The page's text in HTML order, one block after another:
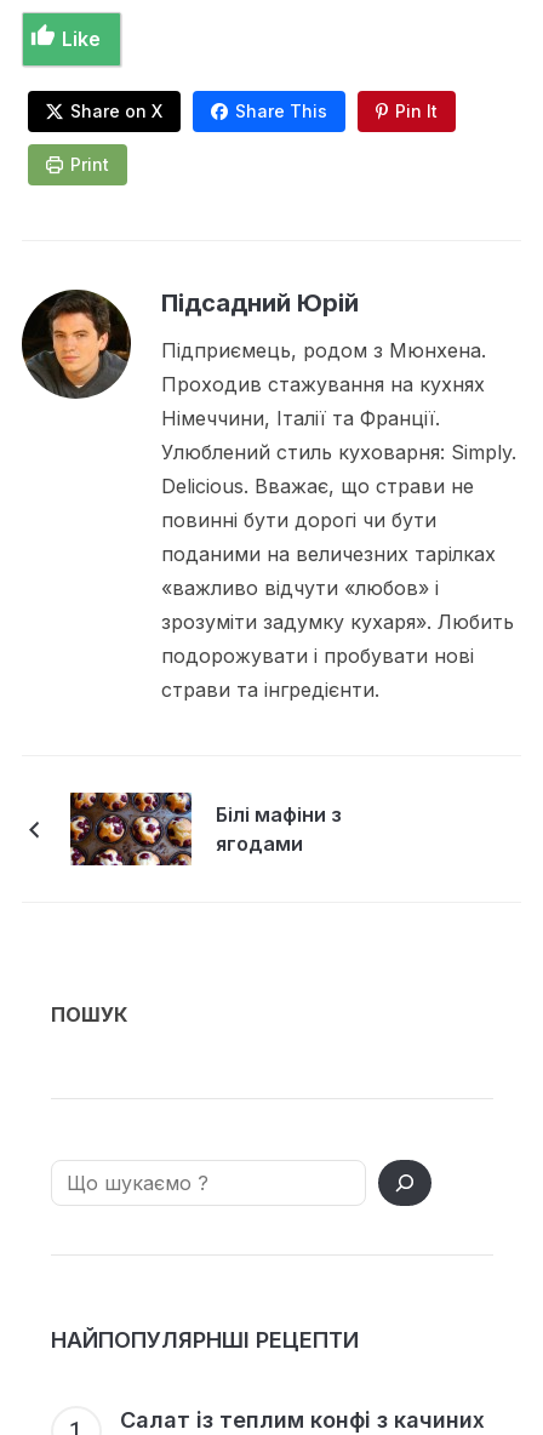
Like
Share on X Share This Pin It
Print
Підсадний Юрій
Підприємець, родом з Мюнхена.
Проходив стажування на кухнях
Німеччини, Італії та Франції.
Улюблений стиль куховарня: Simply.
Delicious. Вважає, що страви не
повинні бути дорогі чи бути
поданими на величезних тарілках
«важливо відчути «любов» і
зрозуміти задумку кухаря». Любить
подорожувати і пробувати нові
страви та інгредієнти.
Білі мафіни з
ягодами
ПОШУК
Search
НАЙПОПУЛЯРНШІ РЕЦЕПТИ
Салат із теплим конфі з качиних